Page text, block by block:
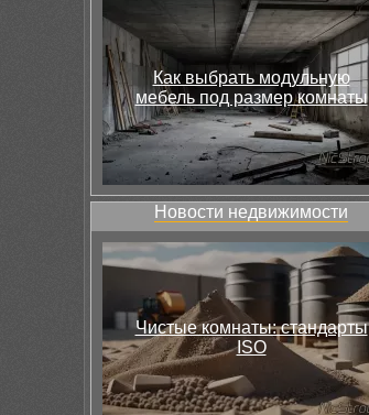
Как выбрать модульную
мебель под размер комнаты
Новости недвижимости
Чистые комнаты: стандарты
ISO